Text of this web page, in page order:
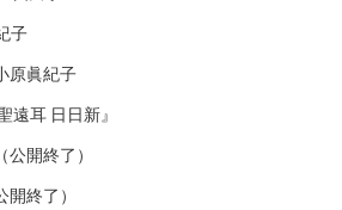
子
原眞紀子
遠耳 日日新』
開終了）
終了）